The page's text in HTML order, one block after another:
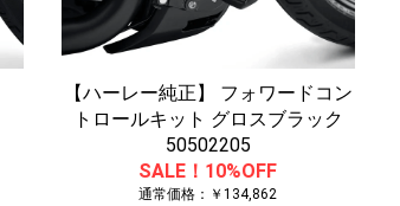
【ハーレー純正】 フォワードコン
トロールキット グロスブラック
50502205
SALE！10%OFF
通常価格：￥134,862